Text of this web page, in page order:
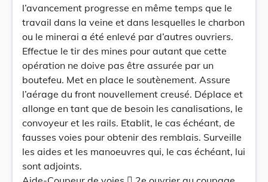
l’avancement progresse en même temps que le
travail dans la veine et dans lesquelles le charbon
ou le minerai a été enlevé par d’autres ouvriers.
Effectue le tir des mines pour autant que cette
opération ne doive pas être assurée par un
boutefeu. Met en place le soutènement. Assure
l’aérage du front nouvellement creusé. Déplace et
allonge en tant que de besoin les canalisations, le
convoyeur et les rails. Etablit, le cas échéant, de
fausses voies pour obtenir des remblais. Surveille
les aides et les manoeuvres qui, le cas échéant, lui
sont adjoints.